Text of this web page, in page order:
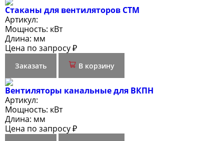
Стаканы для вентиляторов СТМ
Артикул:
Мощность: кВт
Длина: мм
Цена по запросу ₽
Заказать В корзину
Вентиляторы канальные для ВКПН
Артикул:
Мощность: кВт
Длина: мм
Цена по запросу ₽